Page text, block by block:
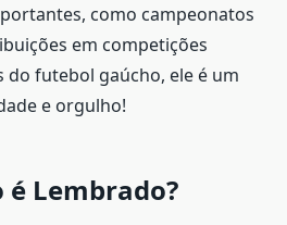
como campeonatos
em competições
do futebol gaúcho, ele é um
e orgulho!
é Lembrado?